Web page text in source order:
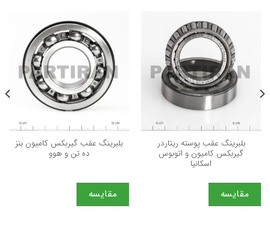
بلبرینگ عقب پوسته ریتاردر
گیربکس کامیون و اتوبوس
اسکانیا
مقایسه
بلبرینگ عقب گیربکس کامیون بنز
ده تن و هوو
مقایسه